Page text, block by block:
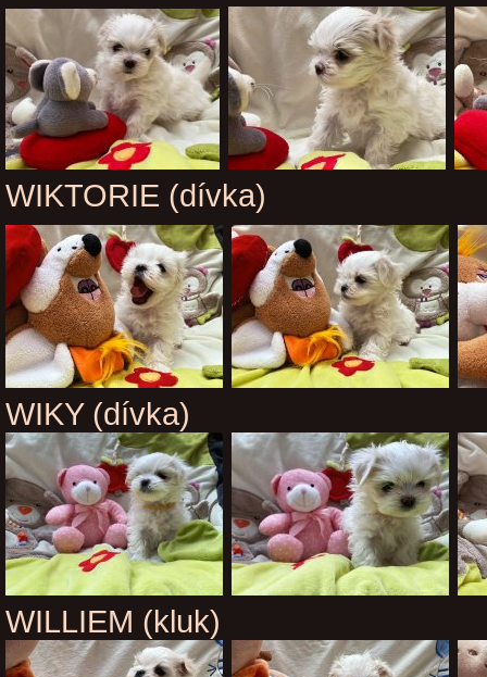
WIKTORIE (dívka)
WIKY (dívka)
WILLIEM (kluk)